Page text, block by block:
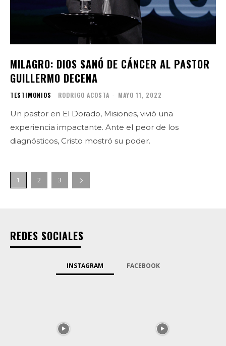
MILAGRO: DIOS SANÓ DE CÁNCER AL PASTOR
GUILLERMO DECENA
TESTIMONIOS RODRIGO ACOSTA - MAYO 11, 2022
Un pastor en El Dorado, Misiones, vivió una
experiencia impactante. Ante el peor de los
diagnósticos, Cristo mostró su poder.
1 2 3
REDES SOCIALES
INSTAGRAM FACEBOOK